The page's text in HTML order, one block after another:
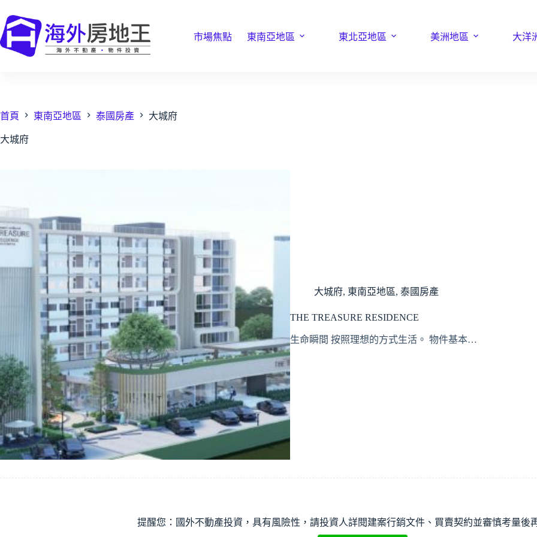
至
主
要
市場焦點 東南亞地區 東北亞地區 美洲地區 大洋
首頁 東南亞地區 泰國房產 大城府
大城府
大城府, 東南亞地區, 泰國房產
THE TREASURE RESIDENCE
生命瞬間 按照理想的方式生活。 物件基本…
提醒您：國外不動產投資，具有風險性，請投資人詳閱建案行銷文件、買賣契約並審慎考量後